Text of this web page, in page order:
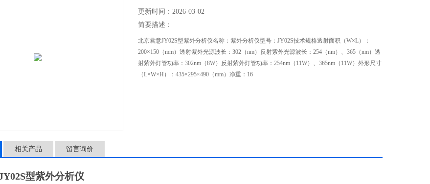
更新时间：2026-03-02
简要描述：
北京君意JY02S型紫外分析仪名称：紫外分析仪型号：JY02S技术规格透射面积（W×L）：
200×150（mm）透射紫外光源波长：302（nm）反射紫外光源波长：254（nm）、365（nm）透
射紫外灯管功率：302nm（8W）反射紫外灯管功率：254nm（11W）、365nm（11W）外形尺寸
（L×W×H）：435×295×490（mm）净重：16
相关产品 留言询价
型紫外分析仪